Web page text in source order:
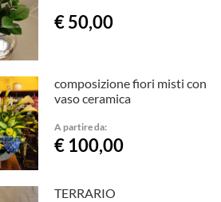
€ 50,00
composizione fiori misti con
vaso ceramica
A partire da:
€ 100,00
TERRARIO